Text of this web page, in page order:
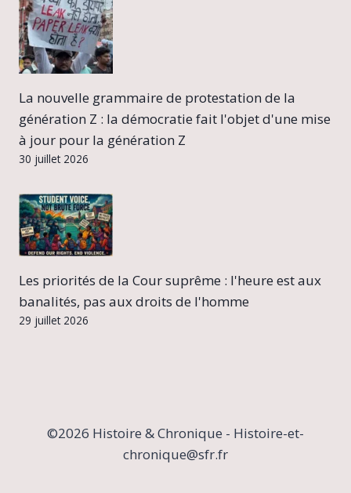
La nouvelle grammaire de protestation de la
génération Z : la démocratie fait l'objet d'une mise
à jour pour la génération Z
30 juillet 2026
Les priorités de la Cour suprême : l'heure est aux
banalités, pas aux droits de l'homme
29 juillet 2026
©2026 Histoire & Chronique - Histoire-et-
chronique@sfr.fr